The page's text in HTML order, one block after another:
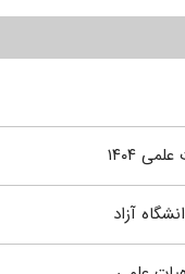
۱۴۰۴
آزاد